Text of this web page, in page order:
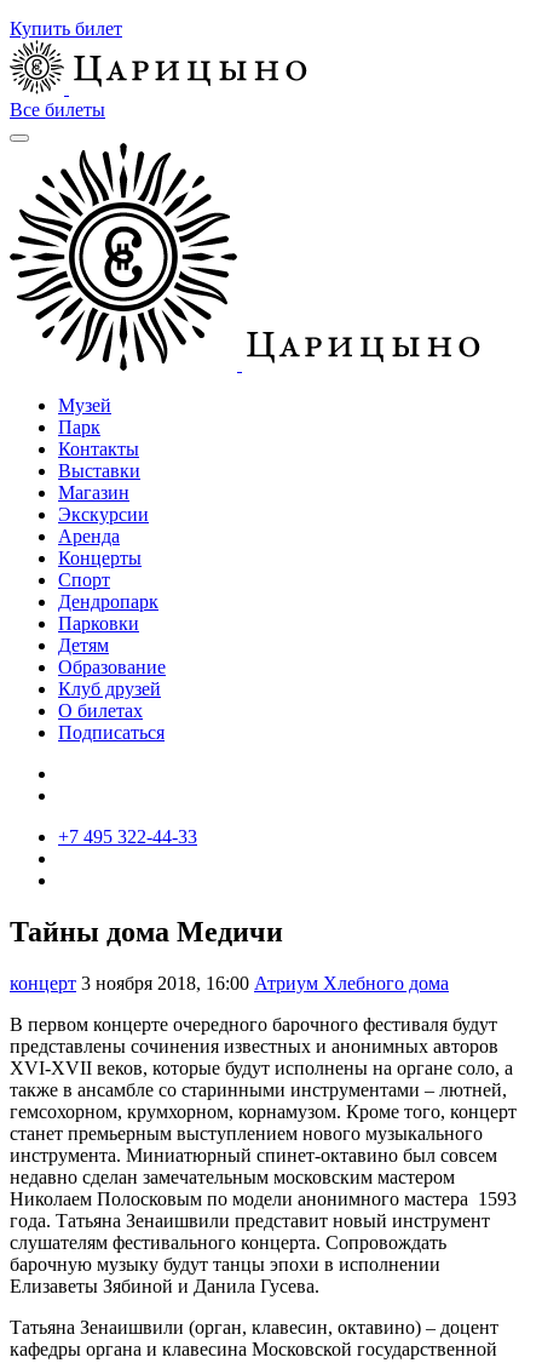
Купить билет
Все билеты
Музей
Парк
Контакты
Выставки
Магазин
Экскурсии
Аренда
Концерты
Спорт
Дендропарк
Парковки
Детям
Образование
Клуб друзей
О билетах
Подписаться
+7 495 322-44-33
Тайны дома Медичи
концерт 3 ноября 2018, 16:00 Атриум Хлебного дома
В первом концерте очередного барочного фестиваля будут
представлены сочинения известных и анонимных авторов
XVI-XVII веков, которые будут исполнены на органе соло, а
также в ансамбле со старинными инструментами – лютней,
гемсохорном, крумхорном, корнамузом. Кроме того, концерт
станет премьерным выступлением нового музыкального
инструмента. Миниатюрный спинет-октавино был совсем
недавно сделан замечательным московским мастером
Николаем Полосковым по модели анонимного мастера 1593
года. Татьяна Зенаишвили представит новый инструмент
слушателям фестивального концерта. Сопровождать
барочную музыку будут танцы эпохи в исполнении
Елизаветы Зябиной и Данила Гусева.
Татьяна Зенаишвили (орган, клавесин, октавино) – доцент
кафедры органа и клавесина Московской государственной